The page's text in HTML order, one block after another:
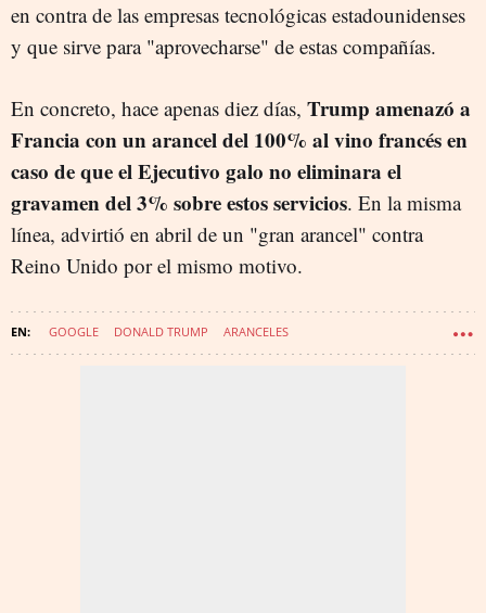
en contra de las empresas tecnológicas estadounidenses
y que sirve para "aprovecharse" de estas compañías.
En concreto, hace apenas diez días, Trump amenazó a
Francia con un arancel del 100% al vino francés en
caso de que el Ejecutivo galo no eliminara el
gravamen del 3% sobre estos servicios. En la misma
línea, advirtió en abril de un "gran arancel" contra
Reino Unido por el mismo motivo.
GOOGLE DONALD TRUMP ARANCELES